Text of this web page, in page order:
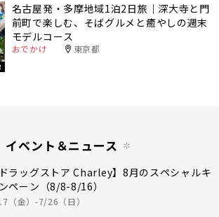
名古屋発・多摩地域1泊2日旅｜深大寺と門
前町で楽しむ、そばグルメと癒やしの週末
モデルコース
おでかけ 東京都
イベント＆ニュース
ドラッグストア Charley】8月のスペシャルキ
ペーン（8/8-8/16）
（金）-7/26（日）